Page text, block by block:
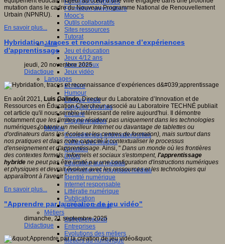
Formations hybrides
Formation universitaire
Mooc’s
Outils collaboratifs
Sites ressources
Tutorat
Jeux
Jeu et éducation
Jeux 4/12 ans
Jeux sérieux
Jeux vidéo
Langages
Ecriture
Humour
Langue orale
Langues vivantes
Lecture
Programmation
Médias
Compétences informationnelles
Culture des médias
Curation
Droits
Education aux médias
Information et nouveaux médias
Identité numérique
Internet responsable
Littératie numérique
Publication
Réseaux sociaux
Métiers
Entrepreneuriat
Entreprises
Evolutions des métiers
Métiers du numérique
mutation dans le cadre du Nouveau Programme National de Renouvellement
Urbain (NPNRU).
En savoir plus...
Hybridation, traces et reconnaissance d’expériences
d'apprentissage
jeudi, 20 novembre 2025
Didactique
En août 2021, Luis Galindo,Directeur du Laboratoire d’Innovation et de
Ressources en Éducation Chercheur associé au Laboratoire TECHNÉ publiait
cet article qu'il nous semble intéressant de relire aujourd'hui. Il démontre
notammentque les limites ne résident pas uniquement dans les technologies
numériques (obtenir un meilleur Internet ou davantage de tablettes ou
d'ordinateurs dans les écoles et les centres de formation), mais surtout dans
nos pratiques et dans notre capacité à contextualiser le processus
d'enseignement et d'apprentissage. Ainsi, " Dans un monde où les frontières
des contextes formels, informels et sociaux s'estompent, l'apprentissage
hybride ne peut pas être limité par une configuration d'instructions numériques
et physiques et devrait évoluer avec les ressources et les technologies qui
apparaîtront à l'avenir "
En savoir plus...
"Apprendre par la création de jeu vidéo"
dimanche, 21 septembre 2025
Didactique